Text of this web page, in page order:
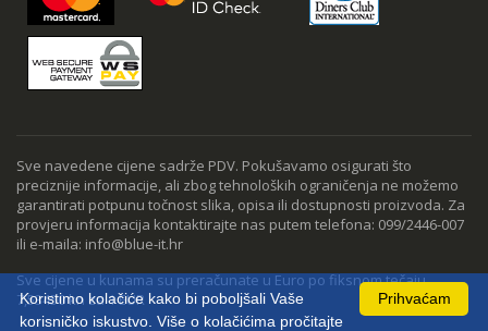
Sve navedene cijene sadrže PDV. Pokušavamo osigurati što
preciznije informacije, ali zbog tehnoloških ograničenja ne možemo
garantirati potpunu točnost slika, opisa ili dostupnosti proizvoda. Za
provjeru informacija kontaktirajte nas putem telefona: 099/2446-007
ili e-maila: info@blue-it.hr
Sve cijene u kunama su preračunate u Euro po fiksnom tečaju
7,53450 kn za 1 EUR
Prihvaćam
Koristimo kolačiće kako bi poboljšali Vaše
korisničko iskustvo. Više o kolačićima pročitajte